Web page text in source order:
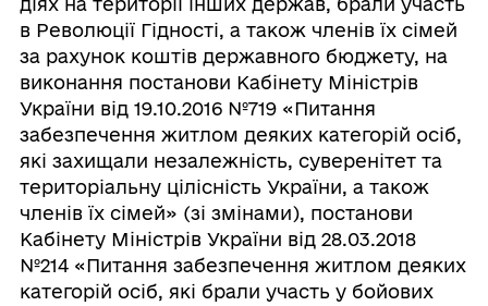
в Революції Гідності, а також членів їх сімей
за рахунок коштів державного бюджету, на
виконання постанови Кабінету Міністрів
України від 19.10.2016 №719 «Питання
забезпечення житлом деяких категорій осіб,
які захищали незалежність, суверенітет та
територіальну цілісність України, а також
членів їх сімей» (зі змінами), постанови
Кабінету Міністрів України від 28.03.2018
№214 «Питання забезпечення житлом деяких
категорій осіб, які брали участь у бойових